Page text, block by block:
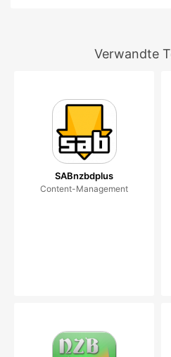
Verwandte
SABnzbdplus
Content-Management